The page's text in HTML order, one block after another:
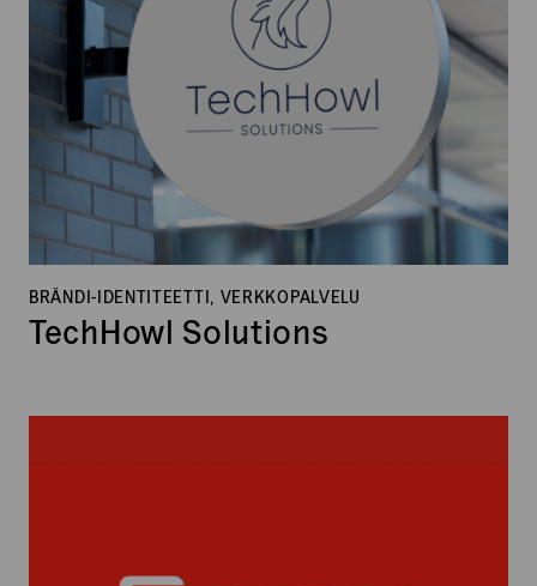
BRÄNDI-IDENTITEETTI, VERKKOPALVELU
TechHowl Solutions